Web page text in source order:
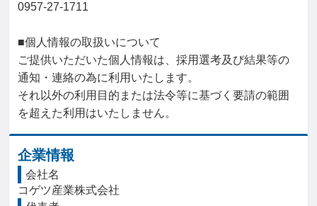
0957-27-1711
■個人情報の取扱いについて
ご提供いただいた個人情報は、採用選考及び結果等の
通知・連絡の為に利用いたします。
それ以外の利用目的または法令等に基づく要請の範囲
を超えた利用はいたしません。
企業情報
会社名
コゲツ産業株式会社